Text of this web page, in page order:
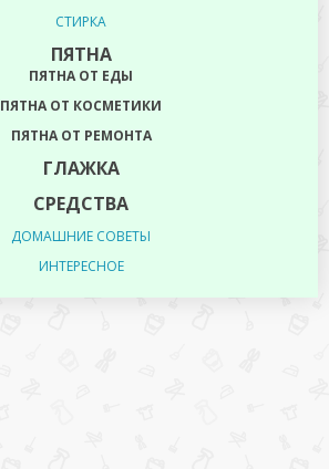
СТИРКА
ПЯТНА
ПЯТНА ОТ ЕДЫ
ПЯТНА ОТ КОСМЕТИКИ
ПЯТНА ОТ РЕМОНТА
ГЛАЖКА
СРЕДСТВА
ДОМАШНИЕ СОВЕТЫ
ИНТЕРЕСНОЕ